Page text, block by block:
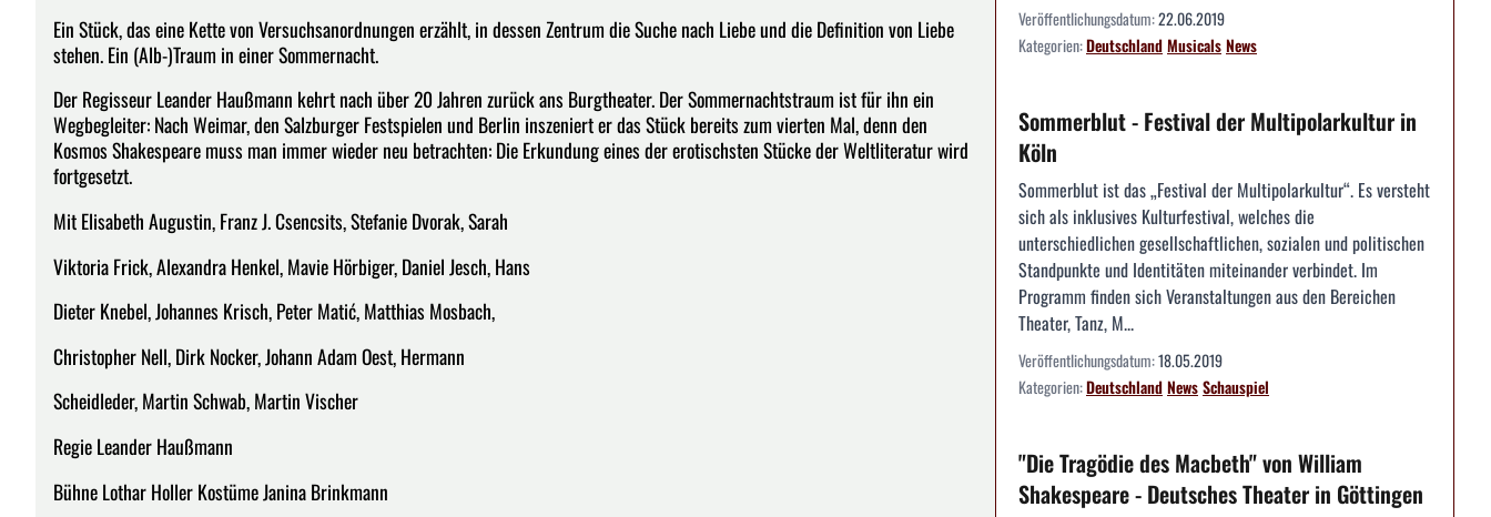
Ein Stück, das eine Kette von Versuchsanordnungen erzählt, in dessen Zentrum die Suche nach Liebe und die Definition von Liebe
stehen. Ein (Alb-)Traum in einer Sommernacht.
Der Regisseur Leander Haußmann kehrt nach über 20 Jahren zurück ans Burgtheater. Der Sommernachtstraum ist für ihn ein
Wegbegleiter: Nach Weimar, den Salzburger Festspielen und Berlin inszeniert er das Stück bereits zum vierten Mal, denn den
Kosmos Shakespeare muss man immer wieder neu betrachten: Die Erkundung eines der erotischsten Stücke der Weltliteratur wird
fortgesetzt.
Mit Elisabeth Augustin, Franz J. Csencsits, Stefanie Dvorak, Sarah
Viktoria Frick, Alexandra Henkel, Mavie Hörbiger, Daniel Jesch, Hans
Dieter Knebel, Johannes Krisch, Peter Matić, Matthias Mosbach,
Christopher Nell, Dirk Nocker, Johann Adam Oest, Hermann
Scheidleder, Martin Schwab, Martin Vischer
Regie Leander Haußmann
Bühne Lothar Holler Kostüme Janina Brinkmann
Veröffentlichungsdatum:22.06.2019
Kategorien:DeutschlandMusicalsNews
Sommerblut - Festival der Multipolarkultur in
Köln
Sommerblut ist das „Festival der Multipolarkultur“. Es versteht
sich als inklusives Kulturfestival, welches die
unterschiedlichen gesellschaftlichen, sozialen und politischen
Standpunkte und Identitäten miteinander verbindet. Im
Programm finden sich Veranstaltungen aus den Bereichen
Theater, Tanz, M...
Veröffentlichungsdatum:18.05.2019
Kategorien:DeutschlandNewsSchauspiel
"Die Tragödie des Macbeth" von William
Shakespeare - Deutsches Theater in Göttingen